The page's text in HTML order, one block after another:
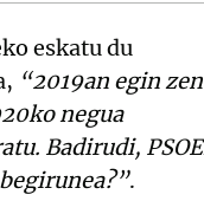
eskatu du
“2019an egin zen
negua
Badirudi,
.